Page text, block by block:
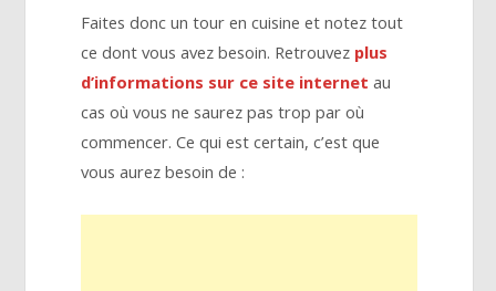
Faites donc un tour en cuisine et notez tout
ce dont vous avez besoin. Retrouvez plus
d’informations sur ce site internet au
cas où vous ne saurez pas trop par où
commencer. Ce qui est certain, c’est que
vous aurez besoin de :